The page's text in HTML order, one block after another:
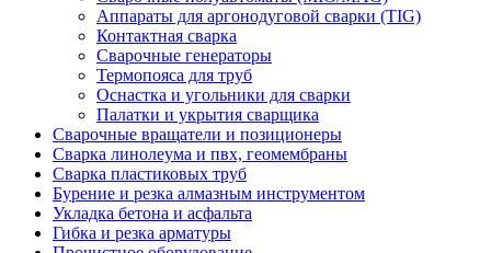
Аппараты для аргонодуговой сварки (TIG)
Контактная сварка
Сварочные генераторы
Термопояса для труб
Оснастка и угольники для сварки
Палатки и укрытия сварщика
Сварочные вращатели и позиционеры
Сварка линолеума и пвх, геомембраны
Сварка пластиковых труб
Бурение и резка алмазным инструментом
Укладка бетона и асфальта
Гибка и резка арматуры